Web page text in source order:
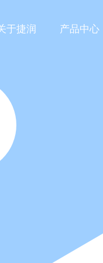
于捷润 产品中心